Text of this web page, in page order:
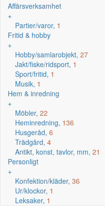
Affärsverksamhet
+
Partier/varor, 1
Fritid & hobby
+
Hobby/samlarobjekt, 27
Jakt/fiske/ridsport, 1
Sport/fritid, 1
Musik, 1
Hem & inredning
+
Möbler, 22
Heminredning, 136
Husgeråd, 6
Trädgård, 4
Antikt, konst, tavlor, mm, 21
Personligt
+
Konfektion/kläder, 36
Ur/klockor, 1
Leksaker, 1